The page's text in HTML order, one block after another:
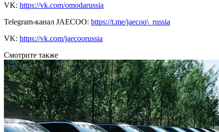
VK: https://vk.com/omodarussia
Telegram-канал JAECOO: https://t.me/jaecoo\_russia
VK: https://vk.com/jaecoorussia
Смотрите также